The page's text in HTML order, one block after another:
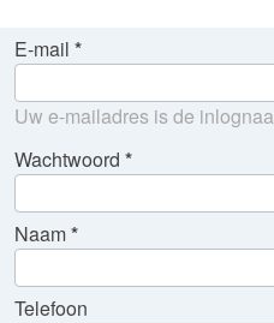
E-mail
Uw e-mailadres is de
Wachtwoord
Naam
Telefoon